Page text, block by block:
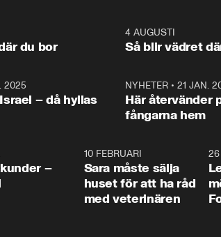
och Makten.
–
1:06
du bor
4 AUGUSTI
Så blir vädret
2025
– då hyllas
NYHETER •21 JAN.
Här återvänder
fångarna hem
–
10 FEBRUARI
Sara måste sälja
huset för att ha råd
med veterinären